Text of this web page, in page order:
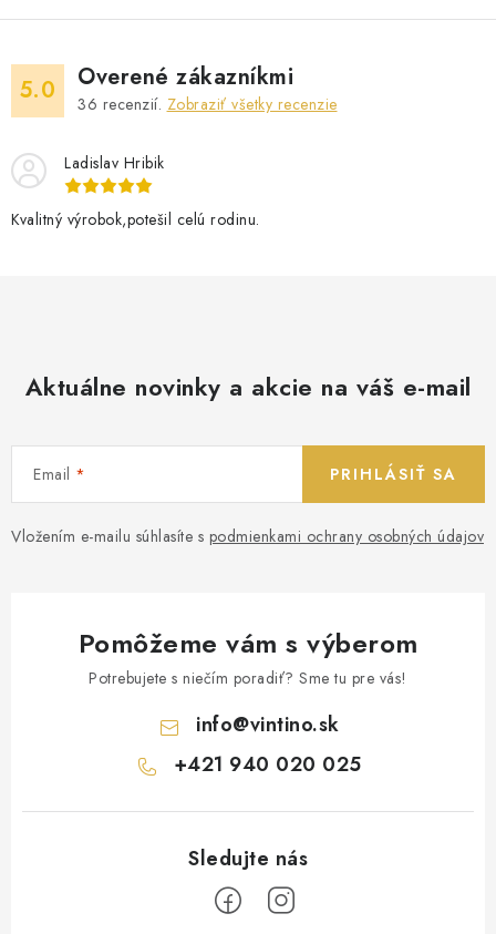
5.0 Overené zákazníkmi
36 recenzií. Zobraziť všetky recenzie
Ladislav Hribik
Kvalitný výrobok,potešil celú rodinu.
Aktuálne novinky a akcie na váš e-mail
Email
Vložením e-mailu súhlasíte s podmienkami ochrany osobných údajov
PRIHLÁSIŤ SA
Pomôžeme vám s výberom
Potrebujete s niečím poradiť? Sme tu pre vás!
info@vintino.sk
+421 940 020 025